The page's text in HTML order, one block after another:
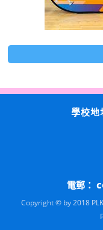
學校地
電郵：
Copyright © by 2018